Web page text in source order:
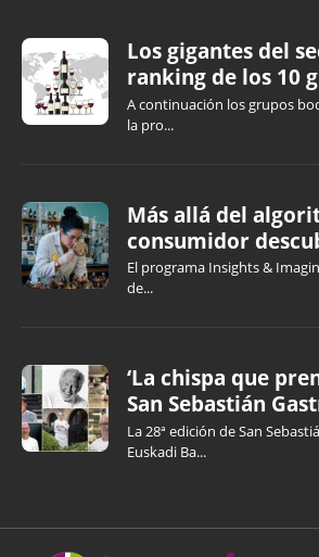
Los gigantes del
ranking de los 10
A continuación los grupos
la pro...
Más allá del
consumidor
El programa Insights &
de...
‘La chispa que
San Sebastián
La 28ª edición de San
Euskadi Ba...